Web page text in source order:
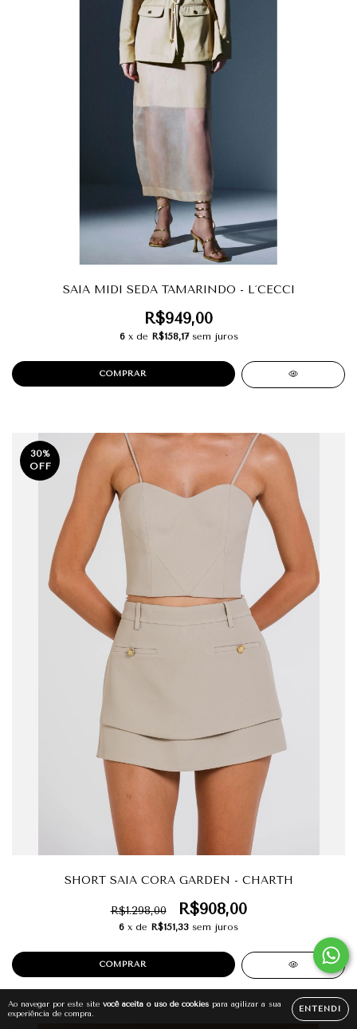
Ao navegar por este site você aceita o uso de cookies para agilizar a sua
experiência de compra.
ENTENDI
SAIA MIDI SEDA TAMARINDO - L´CECCI
R$949,00
6 x de R$158,17 sem juros
COMPRAR
30%
OFF
SHORT SAIA CORA GARDEN - CHARTH
R$1.298,00 R$908,00
6 x de R$151,33 sem juros
COMPRAR